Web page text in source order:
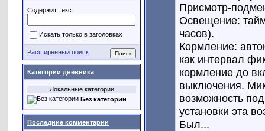
Присмотр-
Освещение:
часов).
Кормление:
как интервал
кормление до
выключения.
возможность
установки эта
Был...
Содержит текст:
Искать только в заголовках
Расширенный поиск
Категории дневника
Локальные категории
Без категории
Последние комментарии